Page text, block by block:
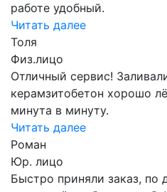
работе удобный.
Читать далее
Толя
Физ.лицо
Отличный сервис!
керамзитобетон хорошо
минута в минуту.
Читать далее
Роман
Юр. лицо
Быстро приняли заказ, по